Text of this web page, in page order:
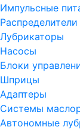
Импульсные
Распределители
Лубрикаторы
Насосы
Блоки
Шприцы
Адаптеры
Системы
Автономные